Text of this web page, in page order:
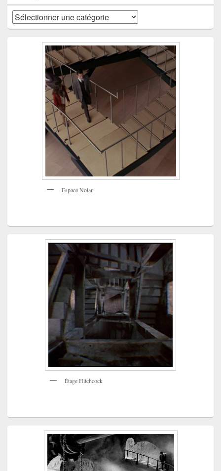
Catégories
Espace Nolan
Étage Hitchcock